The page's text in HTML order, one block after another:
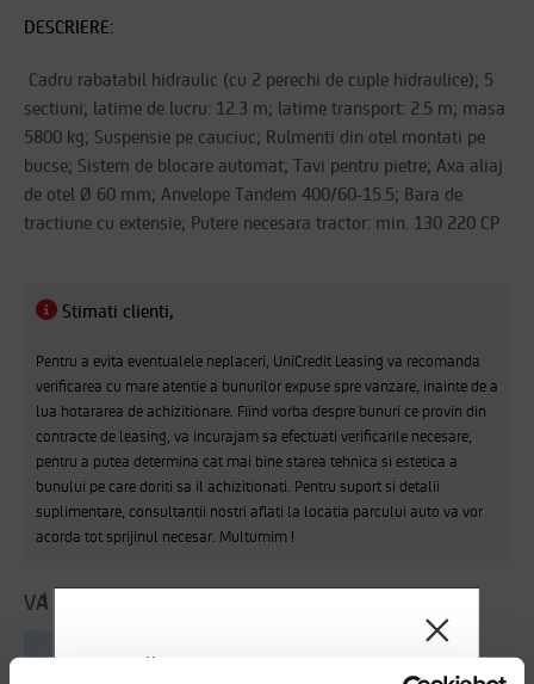
DESCRIERE:
Cadru rabatabil hidraulic (cu 2 perechi de cuple hidraulice); 5
sectiuni; latime de lucru: 12.3 m; latime transport: 2.5 m; masa
5800 kg; Suspensie pe cauciuc; Rulmenti din otel montati pe
bucse; Sistem de blocare automat; Tavi pentru pietre; Axa aliaj
de otel Ø 60 mm; Anvelope Tandem 400/60-15.5; Bara de
tractiune cu extensie; Putere necesara tractor: min. 130 220 CP
Stimati clienti,
Pentru a evita eventualele neplaceri, UniCredit Leasing va recomanda
verificarea cu mare atentie a bunurilor expuse spre vanzare, inainte de a
lua hotararea de achizitionare. Fiind vorba despre bunuri ce provin din
contracte de leasing, va incurajam sa efectuati verificarile necesare,
pentru a putea determina cat mai bine starea tehnica si estetica a
bunului pe care doriti sa il achizitionati. Pentru suport si detalii
suplimentare, consultantii nostri aflati la locatia parcului auto va vor
acorda tot sprijinul necesar. Multumim !
VA PREZENTAM SI CATEVA ALTERNATIVE:
Draga client,